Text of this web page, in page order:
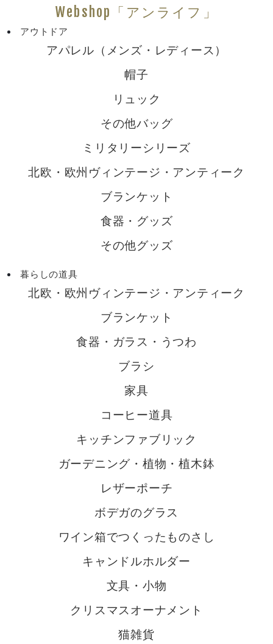
Webshop「アンライフ」
アウトドア
アパレル（メンズ・レディース）
帽子
リュック
その他バッグ
ミリタリーシリーズ
北欧・欧州ヴィンテージ・アンティーク
ブランケット
食器・グッズ
その他グッズ
暮らしの道具
北欧・欧州ヴィンテージ・アンティーク
ブランケット
食器・ガラス・うつわ
ブラシ
家具
コーヒー道具
キッチンファブリック
ガーデニング・植物・植木鉢
レザーポーチ
ボデガのグラス
ワイン箱でつくったものさし
キャンドルホルダー
文具・小物
クリスマスオーナメント
猫雑貨